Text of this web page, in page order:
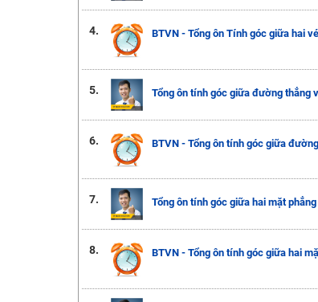
4. BTVN - Tổng ôn Tính góc giữa hai
5. Tổng ôn tính góc giữa đường thẳng
6. BTVN - Tổng ôn tính góc giữa
7. Tổng ôn tính góc giữa hai mặt phẳng
8. BTVN - Tổng ôn tính góc giữa hai